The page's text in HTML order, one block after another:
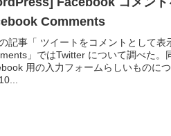
Comments
記事「 ツイートをコメントとして
」ではTwitter について調べた。
用の入力フォームらしいものに